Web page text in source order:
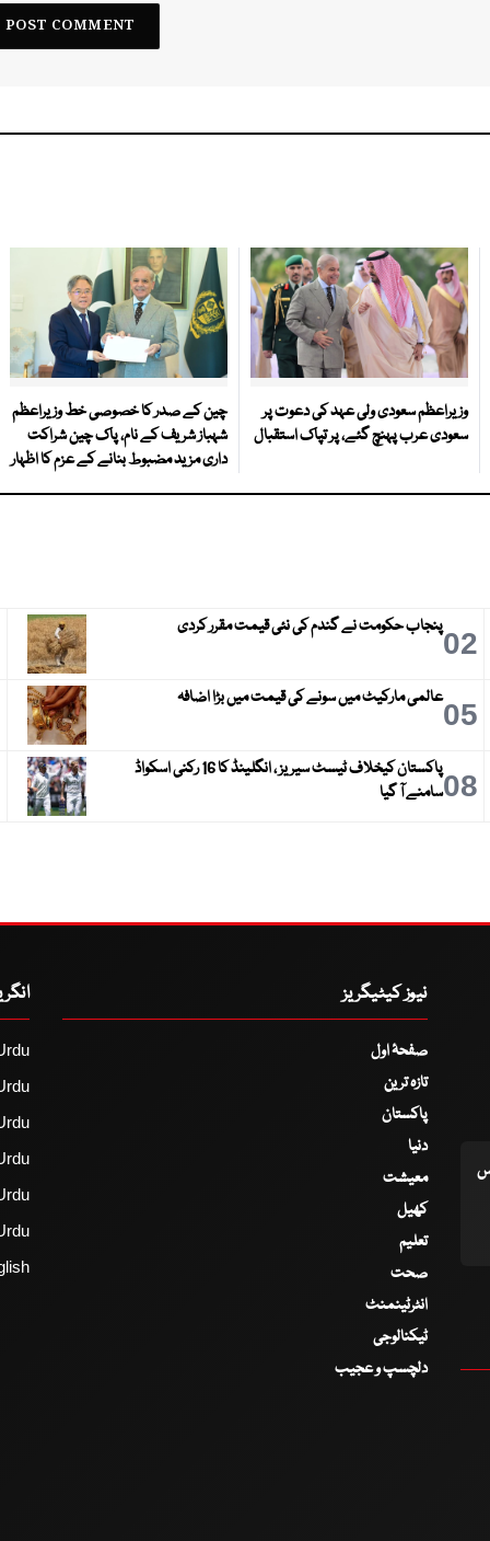
وزیراعظم سعودی ولی عہد کی دعوت پر
سعودی عرب پہنچ گئے، پر تپاک استقبال
چین کے صدر کا خصوصی خط وزیراعظم
شہباز شریف کے نام، پاک چین شراکت
داری مزید مضبوط بنانے کے عزم کا اظہار
02پنجاب حکومت نے گندم کی نئی قیمت مقرر کردی
05عالمی مارکیٹ میں سونے کی قیمت میں بڑا اضافہ
08
پاکستان کیخلاف ٹیسٹ سیریز ، انگلینڈ کا 16 رکنی اسکواڈ
سامنے آ گیا
نیوز کیٹیگریز
صفحۂ اول
تازہ ترین
پاکستان
دنیا
معیشت
کھیل
تعلیم
صحت
انٹرٹینمنٹ
ٹیکنالوجی
دلچسپ و عجیب